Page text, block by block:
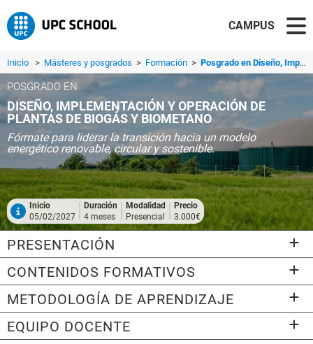
CAMPUS
Inicio > Másteres y posgrados > Formación > Posgrado en Diseño, Implementación y Operación de Plantas de Biogás y Biometano
POSGRADO EN
DISEÑO, IMPLEMENTACIÓN Y OPERACIÓN DE
PLANTAS DE BIOGÁS Y BIOMETANO
Fórmate para liderar la transición hacia un modelo
energético renovable, circular y sostenible.
Inicio
05/02/2027
Duración
4 meses
Modalidad
Presencial
Precio
3.000€
PRESENTACIÓN
CONTENIDOS FORMATIVOS
METODOLOGÍA DE APRENDIZAJE
EQUIPO DOCENTE